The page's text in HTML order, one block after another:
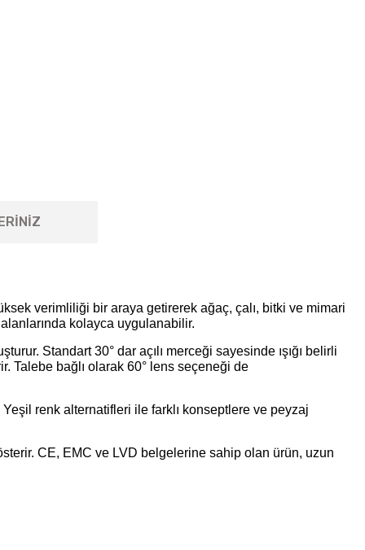
verimliliği bir araya getirerek ağaç, çalı, bitki ve mimari
kolayca uygulanabilir.
Standart 30° dar açılı merceği sayesinde ışığı belirli
Talebe bağlı olarak 60° lens seçeneği de
Yeşil renk alternatifleri ile farklı konseptlere ve peyzaj
CE, EMC ve LVD belgelerine sahip olan ürün, uzun